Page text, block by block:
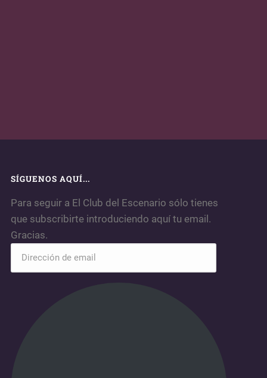
SÍGUENOS AQUÍ...
Para seguir a El Club del Escenario sólo tienes
que subscribirte introduciendo aquí tu email.
Gracias.